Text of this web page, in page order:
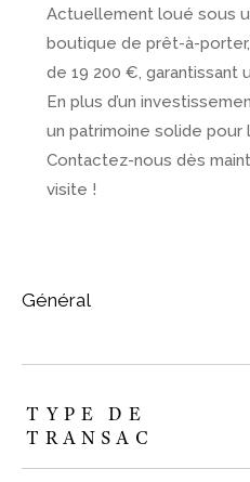
Actuellement loué sous
boutique de prêt-à-
de 19 200 €, garantissant
En plus d’un
un patrimoine solide pour
Contactez-nous dès
visite !
général
TYPE DE
TRANSAC